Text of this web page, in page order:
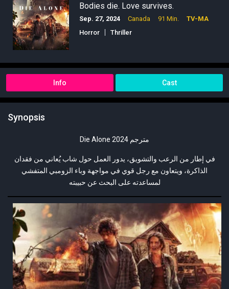
Bodies die. Love survives.
Sep. 27, 2024 Canada 91 Min.
TV-MA
Horror
Thriller
Info Cast
Synopsis
Die Alone 2024 مترجم
في إطار من الرعب والتشويق، يدور العمل حول شاب يُعاني من فقدان
الذاكرة، ويتعاون مع رجل قوي في مواجهة وباء الزومبي المتفشي
لمساعدته على البحث عن حبيبته